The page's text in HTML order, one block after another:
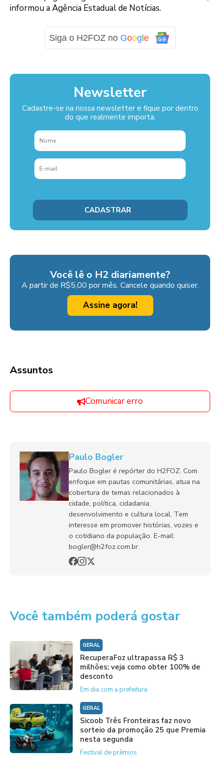
informou a Agência Estadual de Notícias.
Siga o H2FOZ no Google
Newsletter
Cadastre-se na nossa newsletter e fique por dentro
do que realmente importa.
Você lê o H2 diariamente?
A partir de R$5,00 por mês. Cancele quando quiser.
Assine agora!
Assuntos
Comunicar erro
Paulo Bogler
Paulo Bogler é repórter do H2FOZ. Com
enfoque em pautas comunitárias, atua na
cobertura de temas relacionados à
cidade, política, cidadania,
desenvolvimento e cultura local. Tem
interesse em promover histórias, vozes e
o cotidiano da população. E-mail:
bogler@h2foz.com.br.
Você também poderá gostar
GERAL
RecuperaFoz ultrapassa R$ 3
milhões; veja como obter 100% de
desconto
Em dia com a prefeitura
GERAL
Sicoob Três Fronteiras faz novo
sorteio da promoção 25 que Premia
nesta segunda
Festival de prêmios